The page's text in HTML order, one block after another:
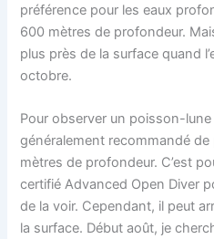
préférence pour les eaux
600 mètres de profondeur.
plus près de la surface quand
octobre.
Pour observer un poisson-
généralement recommandé
mètres de profondeur. C’est
certifié Advanced Open Diver
de la voir. Cependant, il peut
la surface. Début août, je